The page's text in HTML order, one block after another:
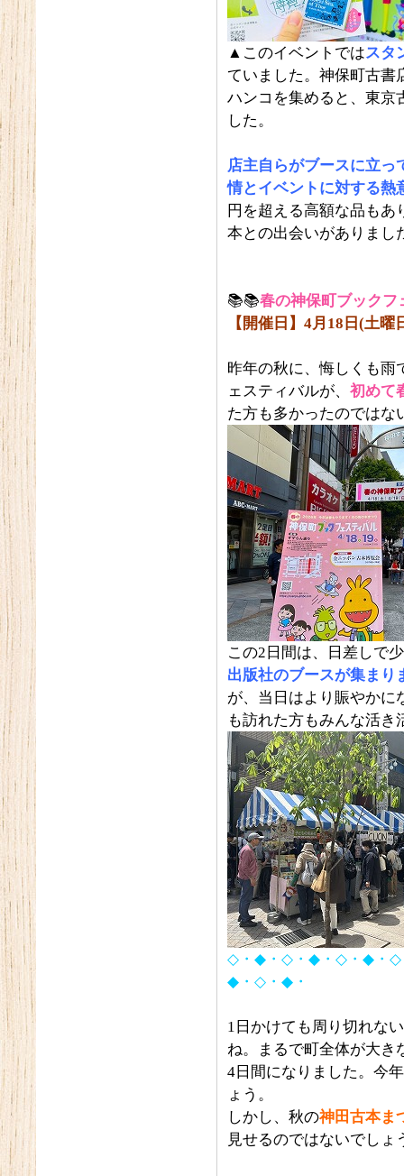
▲このイベントではスタ
ていました。神保町古書
ハンコを集めると、東京
した。
店主自らがブースに立っ
情とイベントに対する熱
円を超える高額な品も
本との出会いがありまし
📚📚春の神保町ブックフ
【開催日】4月18日(土
昨年の秋に、悔しくも雨
ェスティバルが、 初めて
た方も多かったのではな
この2日間は、日差しで
出版社のブースが集まり
が、当日はより賑やかに
も訪れた方もみんな活
◇・◆・◇・◆・◇・◆・
◆・◇・◆・
1日かけても周り切れな
ね。まるで町全体が大き
4日間になりました。今
ょう。
しかし、秋の神田古本ま
見せるのではないでし